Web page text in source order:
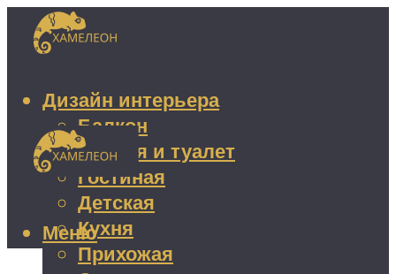
Дизайн интерьера
Балкон
Ванная и туалет
Гостиная
Детская
Кухня
Прихожая
Меню